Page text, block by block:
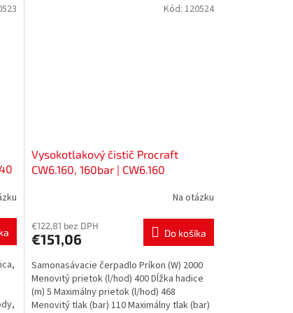
Vysokotlakový čistič Procraft
CW6.160, 160bar | CW6.160
Na otázku
€122,81 bez DPH
€151,06 Do košíka
Samonasávacie čerpadlo Príkon (W) 2000
Menovitý prietok (l/hod) 400 Dĺžka hadice
(m) 5 Maximálny prietok (l/hod) 468
Menovitý tlak (bar) 110 Maximálny tlak (bar)
Kód: 120524